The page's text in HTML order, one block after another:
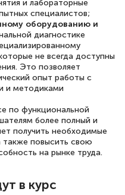
онлайн, мне
все детали.
огромное
литературы,
на время
система
возникло ни на
и лабораторные
специалистов;
оборудованию и
диагностике
не всегда доступны
Это позволяет
опыт работы с
и методиками
по функциональной
более полный и
получить необходимые
также повысить свою
на рынке труда.
в курс